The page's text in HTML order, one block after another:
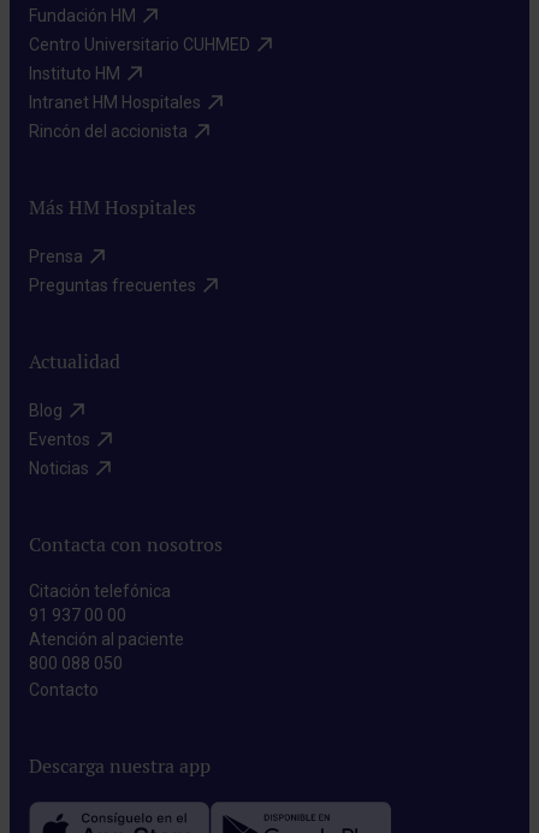
Fundación HM​
Centro Universitario CUHMED​
Instituto HM​
Intranet HM Hospitales​
Rincón del accionista​
Más HM Hospitales
Prensa​
Preguntas frecuentes​
Actualidad
Blog​
Eventos​
Noticias​
Contacta con nosotros
Citación telefónica
91 937 00 00
Atención al paciente
800 088 050
Contacto​
Descarga nuestra app